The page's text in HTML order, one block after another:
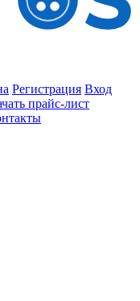
Регистрация Вход
прайс-лист